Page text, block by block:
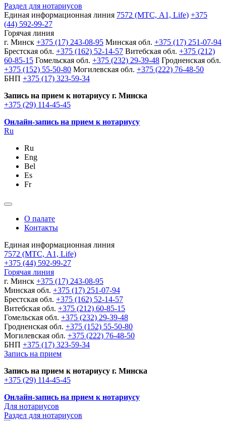
Раздел для нотариусов
Единая информационная линия 7572 (МТС, A1, Life) +375
(44) 592-99-27
Горячая линия
г. Минск +375 (17) 243-08-95 Минская обл. +375 (17) 251-07-94
Брестская обл. +375 (162) 52-14-57 Витебская обл. +375 (212)
60-85-15 Гомельская обл. +375 (232) 29-39-48 Гродненская обл.
+375 (152) 55-50-80 Могилевская обл. +375 (222) 76-48-50
БНП +375 (17) 323-59-34
Запись на прием к нотариусу г. Минска
+375 (29) 114-45-45
Онлайн-запись на прием к нотариусу
Ru
Ru
Eng
Bel
Es
Fr
О палате
Контакты
Единая информационная линия
7572 (МТС, A1, Life)
+375 (44) 592-99-27
Горячая линия
г. Минск +375 (17) 243-08-95
Минская обл. +375 (17) 251-07-94
Брестская обл. +375 (162) 52-14-57
Витебская обл. +375 (212) 60-85-15
Гомельская обл. +375 (232) 29-39-48
Гродненская обл. +375 (152) 55-50-80
Могилевская обл. +375 (222) 76-48-50
БНП +375 (17) 323-59-34
Запись на прием
Запись на прием к нотариусу г. Минска
+375 (29) 114-45-45
Онлайн-запись на прием к нотариусу
Для нотариусов
Раздел для нотариусов